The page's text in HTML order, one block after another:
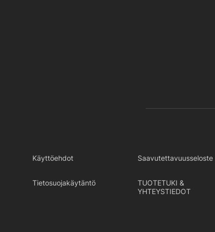
Käyttöehdot Saavutettavuusseloste
Tietosuojakäytäntö
TUOTETUKI &
YHTEYSTIEDOT